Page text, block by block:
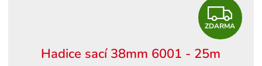
Z
D
ZDARMA
Hadice sací 38mm 6001 - 25m